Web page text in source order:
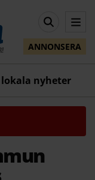
ANNONSERA
nyheter